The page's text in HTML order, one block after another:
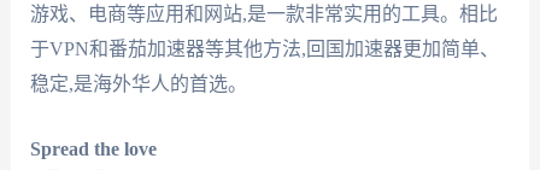
游戏、电商等应用和网站,是一款非常实用的工具。相比
于VPN和番茄加速器等其他方法,回国加速器更加简单、
稳定,是海外华人的首选。
Spread the love